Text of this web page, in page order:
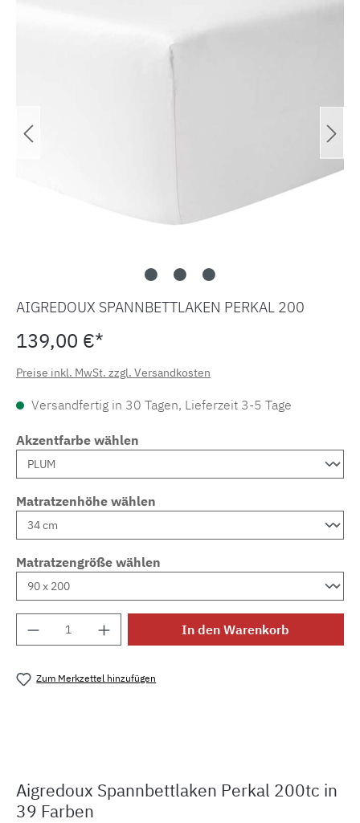
AIGREDOUX SPANNBETTLAKEN PERKAL 200
139,00 €*
Preise inkl. MwSt. zzgl. Versandkosten
Versandfertig in 30 Tagen, Lieferzeit 3-5 Tage
Akzentfarbe wählen
Matratzenhöhe wählen
Matratzengröße wählen
Produkt Anzahl: Gib den gewünschten
In den Warenkorb
Zum Merkzettel hinzufügen
Aigredoux Spannbettlaken Perkal 200tc in
39 Farben